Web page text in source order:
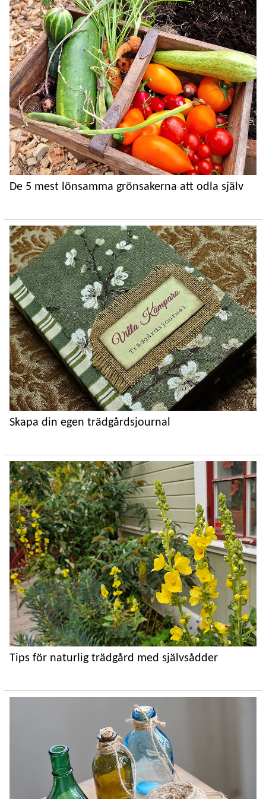
De 5 mest lönsamma grönsakerna att odla själv
Skapa din egen trädgårdsjournal
Tips för naturlig trädgård med självsådder